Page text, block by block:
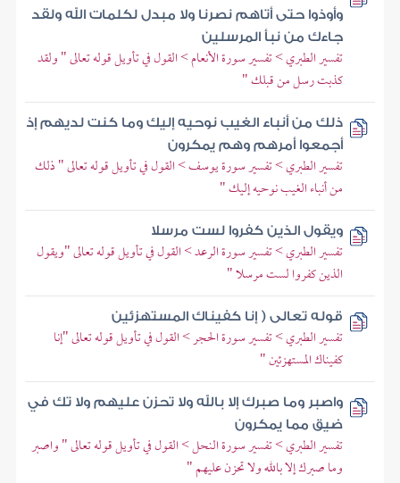
وأوذوا حتى أتاهم نصرنا ولا مبدل لكلمات الله ولقد
جاءك من نبأ المرسلين
تفسير الطبري > تفسير سورة الأنعام > القول في تأويل قوله تعالى " ولقد
كذبت رسل من قبلك "
ذلك من أنباء الغيب نوحيه إليك وما كنت لديهم إذ
أجمعوا أمرهم وهم يمكرون
تفسير الطبري > تفسير سورة يوسف > القول في تأويل قوله تعالى " ذلك
من أنباء الغيب نوحيه إليك "
ويقول الذين كفروا لست مرسلا
تفسير الطبري > تفسير سورة الرعد > القول في تأويل قوله تعالى "ويقول
الذين كفروا لست مرسلا "
قوله تعالى ( إنا كفيناك المستهزئين
تفسير الطبري > تفسير سورة الحجر > القول في تأويل قوله تعالى "إنا
كفيناك المستهزئين "
واصبر وما صبرك إلا بالله ولا تحزن عليهم ولا تك في
ضيق مما يمكرون
تفسير الطبري > تفسير سورة النحل > القول في تأويل قوله تعالى " واصبر
وما صبرك إلا بالله ولا تحزن عليهم "